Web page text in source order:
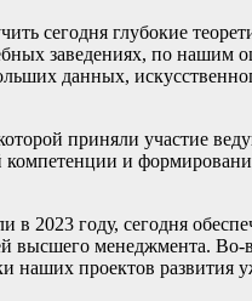
сегодня глубокие
заведениях, по нашим
данных,
приняли участие
и
в 2023 году, сегодня
высшего менеджмента.
проектов развития